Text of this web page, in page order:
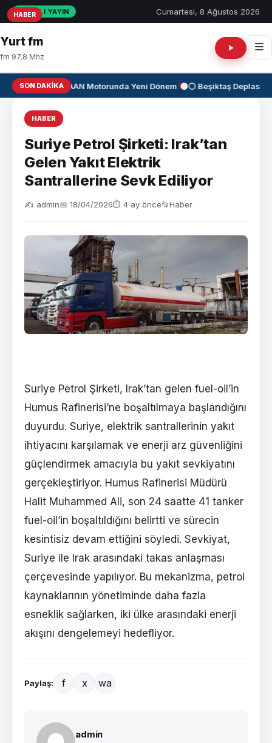
CANLI YAYIN Cumartesi, 8 Ağustos 2026
Yurt fm
fm 97.8 Mhz
SON DAKIKA
✈️KAAN Motorunda Yeni Dönem ⚫⚪ Beşiktaş
HABER
Suriye Petrol Şirketi: Irak’tan
Gelen Yakıt Elektrik
Santrallerine Sevk Ediliyor
✍️ admin📅 18/04/2026⏱ 4 ay önce📂Haber
Suriye Petrol Şirketi, Irak’tan gelen fuel-oil’in
Humus Rafinerisi’ne boşaltılmaya başlandığını
duyurdu. Suriye, elektrik santrallerinin yakıt
ihtiyacını karşılamak ve enerji arz güvenliğini
güçlendirmek amacıyla bu yakıt sevkiyatını
gerçekleştiriyor. Humus Rafinerisi Müdürü
Halit Muhammed Ali, son 24 saatte 41 tanker
fuel-oil’in boşaltıldığını belirtti ve sürecin
kesintisiz devam ettiğini söyledi. Sevkiyat,
Suriye ile Irak arasındaki takas anlaşması
çerçevesinde yapılıyor. Bu mekanizma, petrol
kaynaklarının yönetiminde daha fazla
esneklik sağlarken, iki ülke arasındaki enerji
akışını dengelemeyi hedefliyor.
Paylaş: f x wa
admin
HABER
HABER
HABER